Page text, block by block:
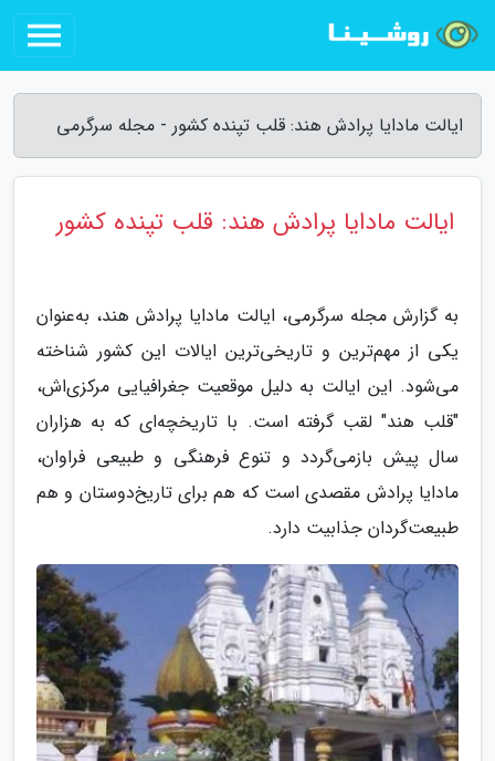
ایالت مادایا پرادش هند: قلب تپنده کشور - مجله سرگرمی
ایالت مادایا پرادش هند: قلب تپنده کشور
به گزارش مجله سرگرمی، ایالت مادایا پرادش هند، به‌عنوان
یکی از مهم‌ترین و تاریخی‌ترین ایالات این کشور شناخته
می‌شود. این ایالت به دلیل موقعیت جغرافیایی مرکزی‌اش،
"قلب هند" لقب گرفته است. با تاریخچه‌ای که به هزاران
سال پیش بازمی‌گردد و تنوع فرهنگی و طبیعی فراوان،
مادایا پرادش مقصدی است که هم برای تاریخ‌دوستان و هم
طبیعت‌گردان جذابیت دارد.